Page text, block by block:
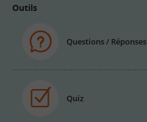
Outils
Questions / Réponses
Quiz